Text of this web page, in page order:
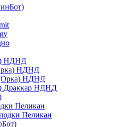
НДНД
НДНД
НДНД
Драккар НДНД
Пеликан
Пеликан